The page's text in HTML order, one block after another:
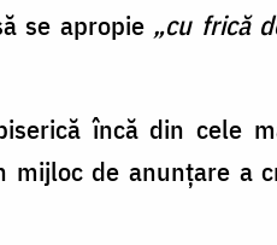
se apropie „cu frică
încă din cele
mijloc de anunțare a